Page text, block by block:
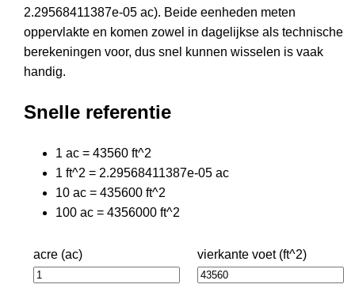
2.29568411387e-05 ac). Beide eenheden meten
oppervlakte en komen zowel in dagelijkse als technische
berekeningen voor, dus snel kunnen wisselen is vaak
handig.
Snelle referentie
1 ac = 43560 ft^2
1 ft^2 = 2.29568411387e-05 ac
10 ac = 435600 ft^2
100 ac = 4356000 ft^2
acre (ac) vierkante voet (ft^2)